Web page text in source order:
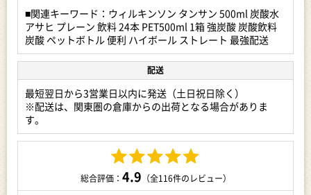
強炭酸だからこそ、お酒本来の風味を引き立てながら、キレの
ある飲み口をお楽しみいただけます。
毎日の水分補給や食事のお供、晩酌用の炭酸水としてもおすす
めの返礼品です。
【地場産品に該当する理由】
区域内にて採水された水を区域内の事業所にて充填した商品で
す。（告示第5条第3号に該当）
■関連キーワード：ウィルキンソン タンサン 500ml 炭酸水
アサヒ プレーン 飲料 24本 PET500ml 1箱 強炭酸 炭酸飲料
炭酸 ペットボトル 便利 ハイボール ストレート 最強配送
配送
最短翌日から3営業日以内に発送（土日祝日除く）
※配送は、関東圏の倉庫からの出荷となる場合がありま
す。
総合評価： 4.9 （全116件のレビュー）